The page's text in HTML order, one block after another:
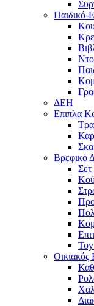
Παιδικό-
ΔΕΗ
Επιπλα
Βρεφικό
Οικιακός